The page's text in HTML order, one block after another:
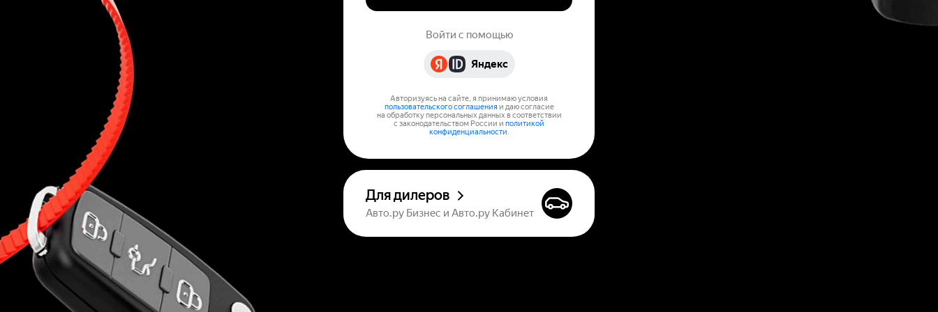
Войти с помощью
Яндекс
Авторизуясь на сайте, я принимаю условия
пользовательского соглашения и даю согласие
на обработку персональных данных в соответствии
с законодательством России и политикой
конфиденциальности.
Для дилеров
Авто.ру Бизнес и Авто.ру Кабинет